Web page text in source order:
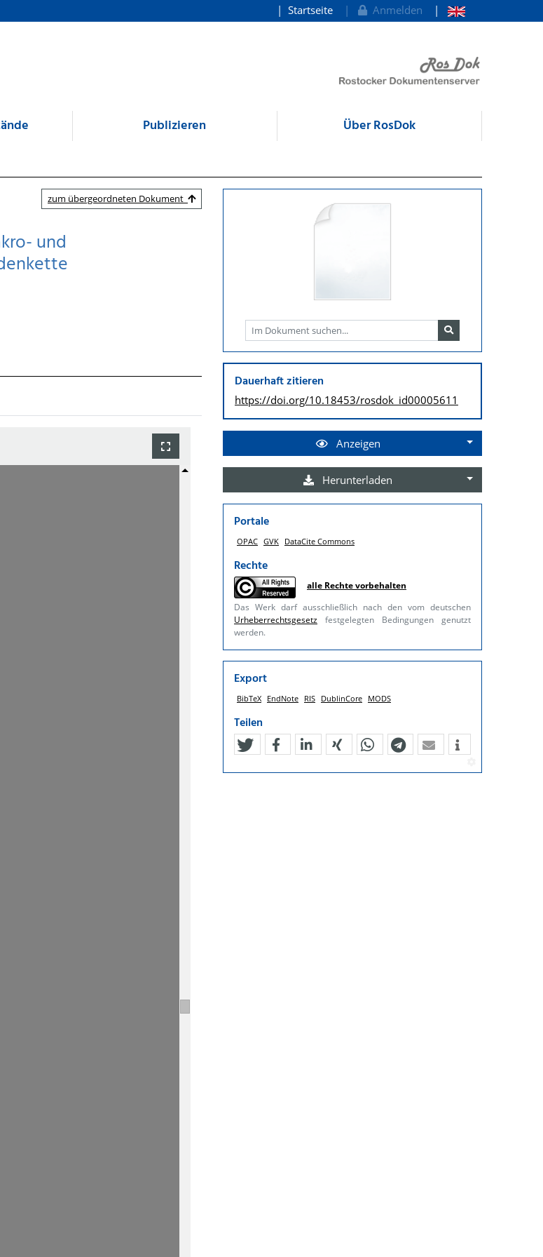
Startseite Anmelden
Publizieren Über RosDok
zum übergeordneten Dokument
und
Dauerhaft zitieren
https://doi.org/10.18453/rosdok_id00005611
Anzeigen
Herunterladen
Portale
OPAC GVK DataCite Commons
Rechte
alle Rechte vorbehalten
Das Werk darf ausschließlich nach den vom deutschen
Urheberrechtsgesetz festgelegten Bedingungen genutzt
werden.
Export
BibTeX EndNote RIS DublinCore MODS
Teilen